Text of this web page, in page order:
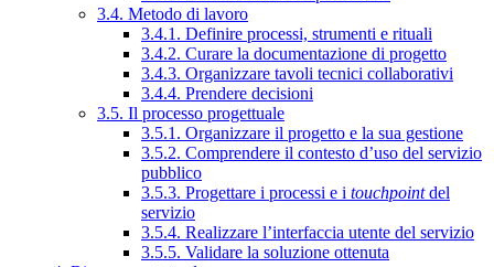
3.4. Metodo di lavoro
3.4.1. Definire processi, strumenti e rituali
3.4.2. Curare la documentazione di progetto
3.4.3. Organizzare tavoli tecnici collaborativi
3.4.4. Prendere decisioni
3.5. Il processo progettuale
3.5.1. Organizzare il progetto e la sua gestione
3.5.2. Comprendere il contesto d’uso del servizio
pubblico
3.5.3. Progettare i processi e i touchpointdel
servizio
3.5.4. Realizzare l’interfaccia utente del servizio
3.5.5. Validare la soluzione ottenuta